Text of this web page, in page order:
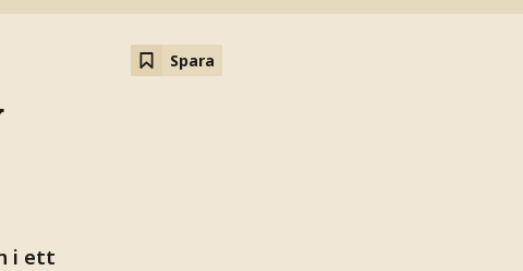
Spara
i ett